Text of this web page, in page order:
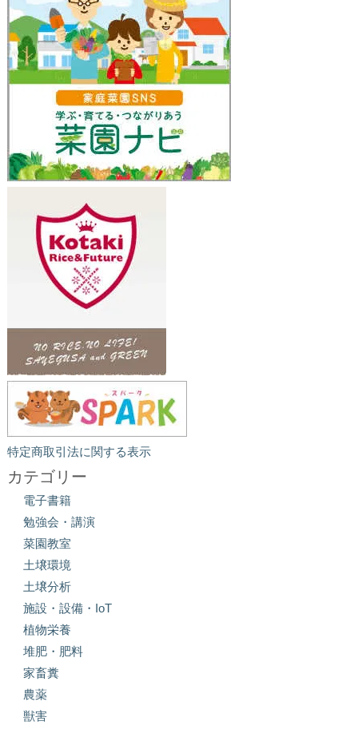
特定商取引法に関する表示
カテゴリー
電子書籍
勉強会・講演
菜園教室
土壌環境
土壌分析
施設・設備・IoT
植物栄養
堆肥・肥料
家畜糞
農薬
獣害